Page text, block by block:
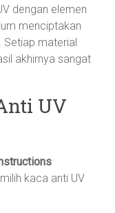
dengan elemen
menciptakan
Setiap material
akhirnya sangat
UV
kaca anti UV